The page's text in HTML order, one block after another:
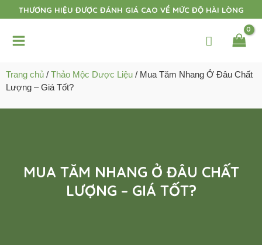
Nhảy
tới
dung
THƯƠNG HIỆU ĐƯỢC ĐÁNH GIÁ CAO VỀ MỨC ĐỘ HÀI LÒNG
Menu
Trang chủ / Thảo Mộc Dược Liệu / Mua Tăm Nhang Ở Đâu Chất
Lượng – Giá Tốt?
MUA TĂM NHANG Ở ĐÂU CHẤT
LƯỢNG – GIÁ TỐT?